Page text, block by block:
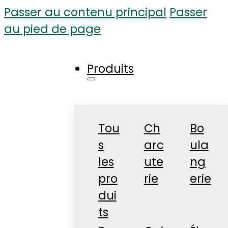
Passer au contenu principal Passer
au pied de page
Produits
Tou
s
les
pro
dui
ts
Ch
arc
ute
rie
Bo
ula
ng
erie